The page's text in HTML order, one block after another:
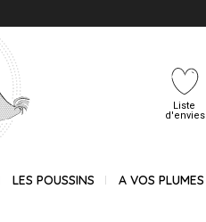
Liste
d'envies
LES POUSSINS A VOS PLUMES